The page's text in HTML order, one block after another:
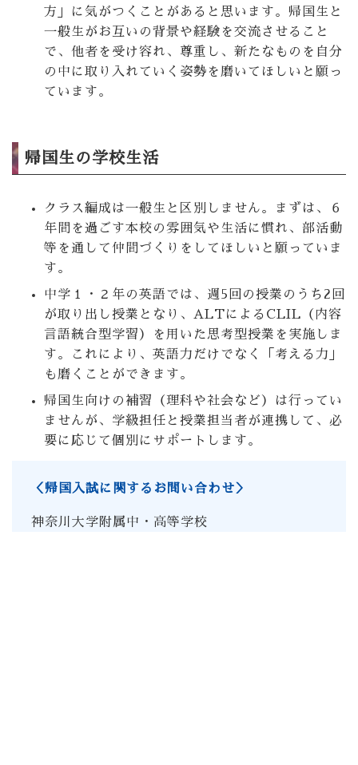
方」に気がつくことがあると思います。帰国生と
一般生がお互いの背景や経験を交流させること
で、他者を受け容れ、尊重し、新たなものを自分
の中に取り入れていく姿勢を磨いてほしいと願っ
ています。
帰国生の学校生活
クラス編成は一般生と区別しません。まずは、６
年間を過ごす本校の雰囲気や生活に慣れ、部活動
等を通して仲間づくりをしてほしいと願っていま
す。
中学１・２年の英語では、週5回の授業のうち2回
が取り出し授業となり、ALTによるCLIL（内容
言語統合型学習）を用いた思考型授業を実施しま
す。これにより、英語力だけでなく「考える力」
も磨くことができます。
帰国生向けの補習（理科や社会など）は行ってい
ませんが、学級担任と授業担当者が連携して、必
要に応じて個別にサポートします。
＜帰国入試に関するお問い合わせ＞
神奈川大学附属中・高等学校